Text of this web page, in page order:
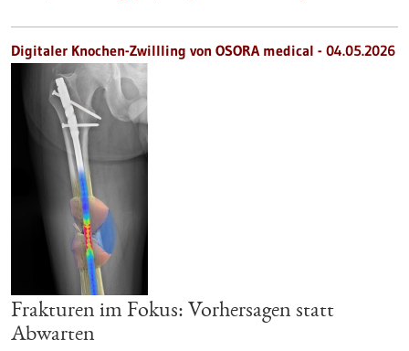
Digitaler Knochen-Zwillling von OSORA medical - 04.05.2026
Frakturen im Fokus: Vorhersagen statt
Abwarten